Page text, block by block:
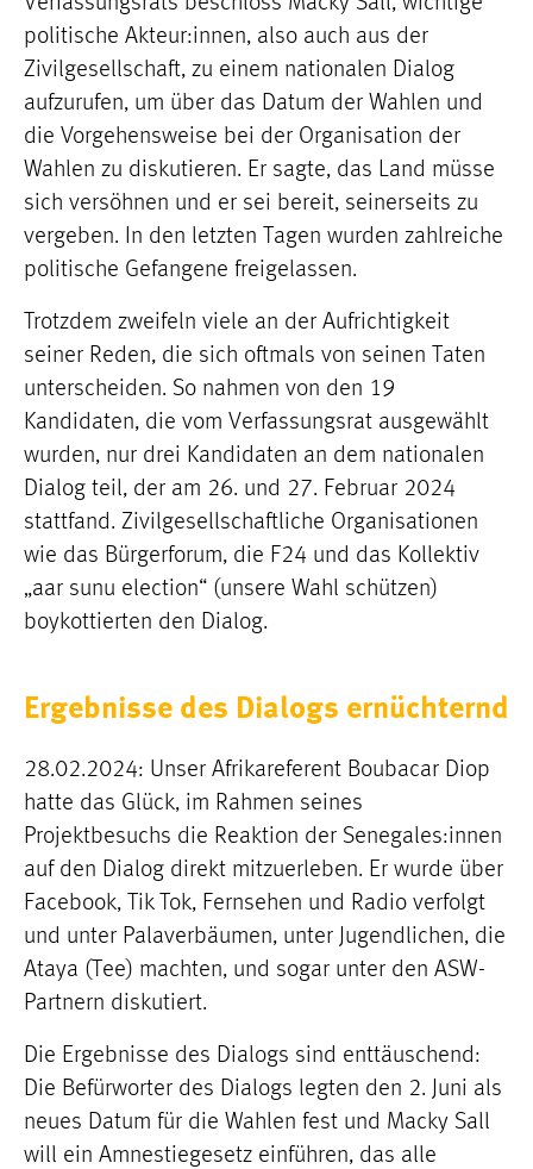
politische Akteur:innen, also auch aus der
Zivilgesellschaft, zu einem nationalen Dialog
aufzurufen, um über das Datum der Wahlen und
die Vorgehensweise bei der Organisation der
Wahlen zu diskutieren. Er sagte, das Land müsse
sich versöhnen und er sei bereit, seinerseits zu
vergeben. In den letzten Tagen wurden zahlreiche
politische Gefangene freigelassen.
Trotzdem zweifeln viele an der Aufrichtigkeit
seiner Reden, die sich oftmals von seinen Taten
unterscheiden. So nahmen von den 19
Kandidaten, die vom Verfassungsrat ausgewählt
wurden, nur drei Kandidaten an dem nationalen
Dialog teil, der am 26. und 27. Februar 2024
stattfand. Zivilgesellschaftliche Organisationen
wie das Bürgerforum, die F24 und das Kollektiv
„aar sunu election“ (unsere Wahl schützen)
boykottierten den Dialog.
Ergebnisse des Dialogs ernüchternd
28.02.2024: Unser Afrikareferent Boubacar Diop
hatte das Glück, im Rahmen seines
Projektbesuchs die Reaktion der Senegales:innen
auf den Dialog direkt mitzuerleben. Er wurde über
Facebook, Tik Tok, Fernsehen und Radio verfolgt
und unter Palaverbäumen, unter Jugendlichen, die
Ataya (Tee) machten, und sogar unter den ASW-
Partnern diskutiert.
Die Ergebnisse des Dialogs sind enttäuschend:
Die Befürworter des Dialogs legten den 2. Juni als
neues Datum für die Wahlen fest und Macky Sall
will ein Amnestiegesetz einführen, das alle